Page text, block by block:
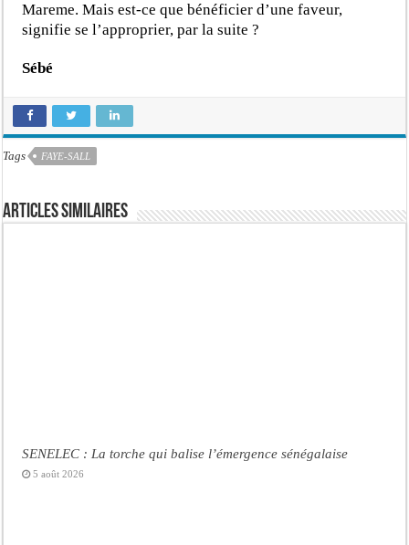
Mareme. Mais est-ce que bénéficier d’une faveur,
signifie se l’approprier, par la suite ?
Sébé
Tags FAYE-SALL
Articles similaires
SENELEC : La torche qui balise l’émergence sénégalaise
5 août 2026